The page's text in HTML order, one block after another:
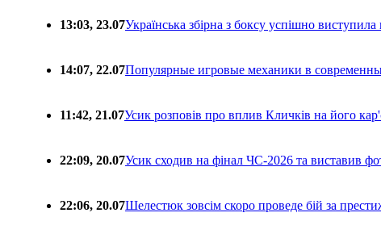
13:03, 23.07Українська збірна з боксу успішно
14:07, 22.07Популярные игровые механики в
11:42, 21.07Усик розповів про вплив Кличків на його
22:09, 20.07Усик сходив на фінал ЧС-2026 та виставив
22:06, 20.07Шелестюк зовсім скоро проведе бій за